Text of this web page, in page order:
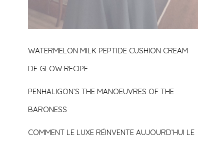
WATERMELON MILK PEPTIDE CUSHION CREAM
DE GLOW RECIPE
PENHALIGON’S THE MANOEUVRES OF THE
BARONESS
COMMENT LE LUXE RÉINVENTE AUJOURD’HUI LE